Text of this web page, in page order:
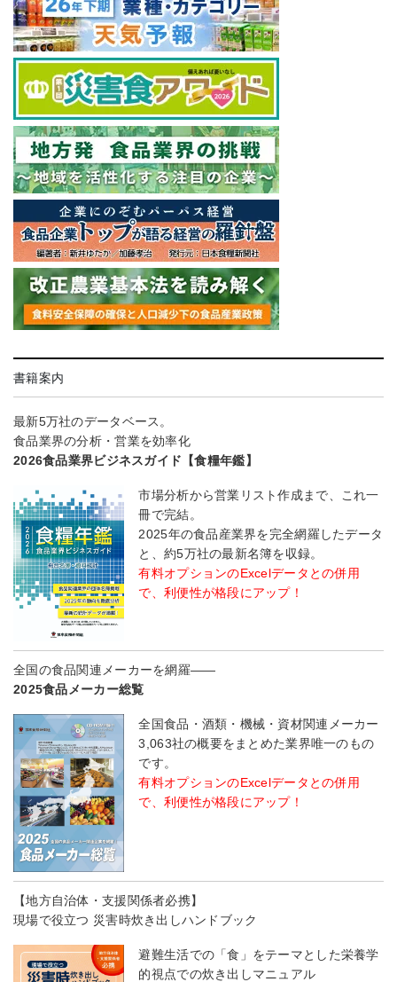
書籍案内
最新5万社のデータベース。
食品業界の分析・営業を効率化
2026食品業界ビジネスガイド【食糧年鑑】
市場分析から営業リスト作成まで、これ一
冊で完結。
2025年の食品産業界を完全網羅したデータ
と、約5万社の最新名簿を収録。
有料オプションのExcelデータとの併用
で、利便性が格段にアップ！
全国の食品関連メーカーを網羅――
2025食品メーカー総覧
全国食品・酒類・機械・資材関連メーカー
3,063社の概要をまとめた業界唯一のもの
です。
有料オプションのExcelデータとの併用
で、利便性が格段にアップ！
【地方自治体・支援関係者必携】
現場で役立つ 災害時炊き出しハンドブック
避難生活での「食」をテーマとした栄養学
的視点での炊き出しマニュアル